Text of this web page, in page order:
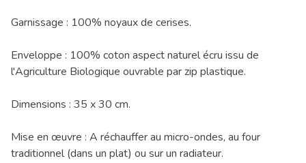
Garnissage : 100% noyaux de cerises.
Enveloppe : 100% coton aspect naturel écru issu de
l'Agriculture Biologique ouvrable par zip plastique.
Dimensions : 35 x 30 cm.
Mise en œuvre : A réchauffer au micro-ondes, au four
traditionnel (dans un plat) ou sur un radiateur.